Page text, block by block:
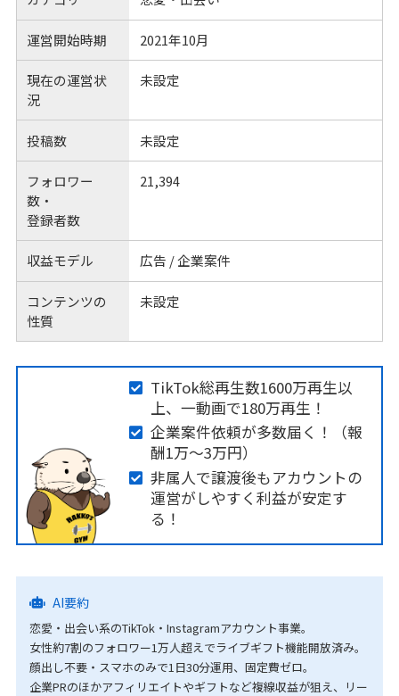
運営開始時期 2021年10月
現在の運営状
況
未設定
投稿数 未設定
フォロワー
数・
登録者数
21,394
収益モデル 広告 / 企業案件
コンテンツの
性質
未設定
TikTok総再生数1600万再生以
上、一動画で180万再生！
企業案件依頼が多数届く！（報
酬1万〜3万円）
非属人で譲渡後もアカウントの
運営がしやすく利益が安定す
る！
AI要約
恋愛・出会い系のTikTok・Instagramアカウント事業。
女性約7割のフォロワー1万人超えでライブギフト機能開放済み。
顔出し不要・スマホのみで1日30分運用、固定費ゼロ。
企業PRのほかアフィリエイトやギフトなど複線収益が狙え、リー